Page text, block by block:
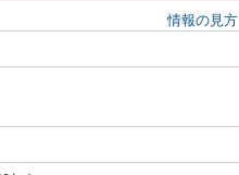
情報の見方